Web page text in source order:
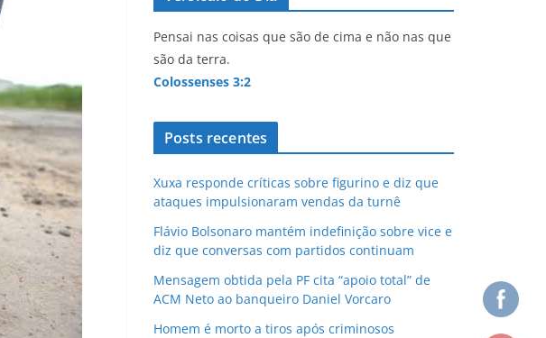
Pensai nas coisas que são de cima e não nas que
são da terra.
Colossenses 3:2
Posts recentes
Xuxa responde críticas sobre figurino e diz que
ataques impulsionaram vendas da turnê
Flávio Bolsonaro mantém indefinição sobre vice e
diz que conversas com partidos continuam
Mensagem obtida pela PF cita “apoio total” de
ACM Neto ao banqueiro Daniel Vorcaro
Homem é morto a tiros após criminosos